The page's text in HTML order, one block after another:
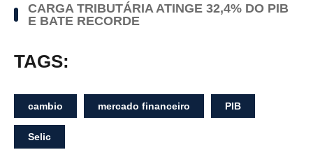
CARGA TRIBUTÁRIA ATINGE 32,4% DO PIB
E BATE RECORDE
TAGS:
cambio mercado financeiro PIB
Selic